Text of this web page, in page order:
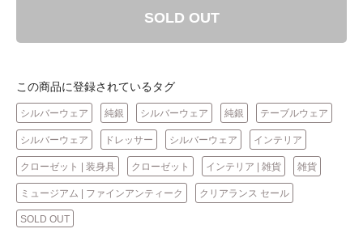
SOLD OUT
この商品に登録されているタグ
シルバーウェア 純銀 シルバーウェア 純銀 テーブルウェア
シルバーウェア ドレッサー シルバーウェア インテリア
クローゼット | 装身具 クローゼット インテリア | 雑貨 雑貨
ミュージアム | ファインアンティーク クリアランス セール
SOLD OUT